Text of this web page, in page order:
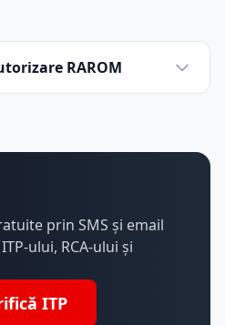
RAROM
prin SMS și email
ului, RCA-ului și
ITP